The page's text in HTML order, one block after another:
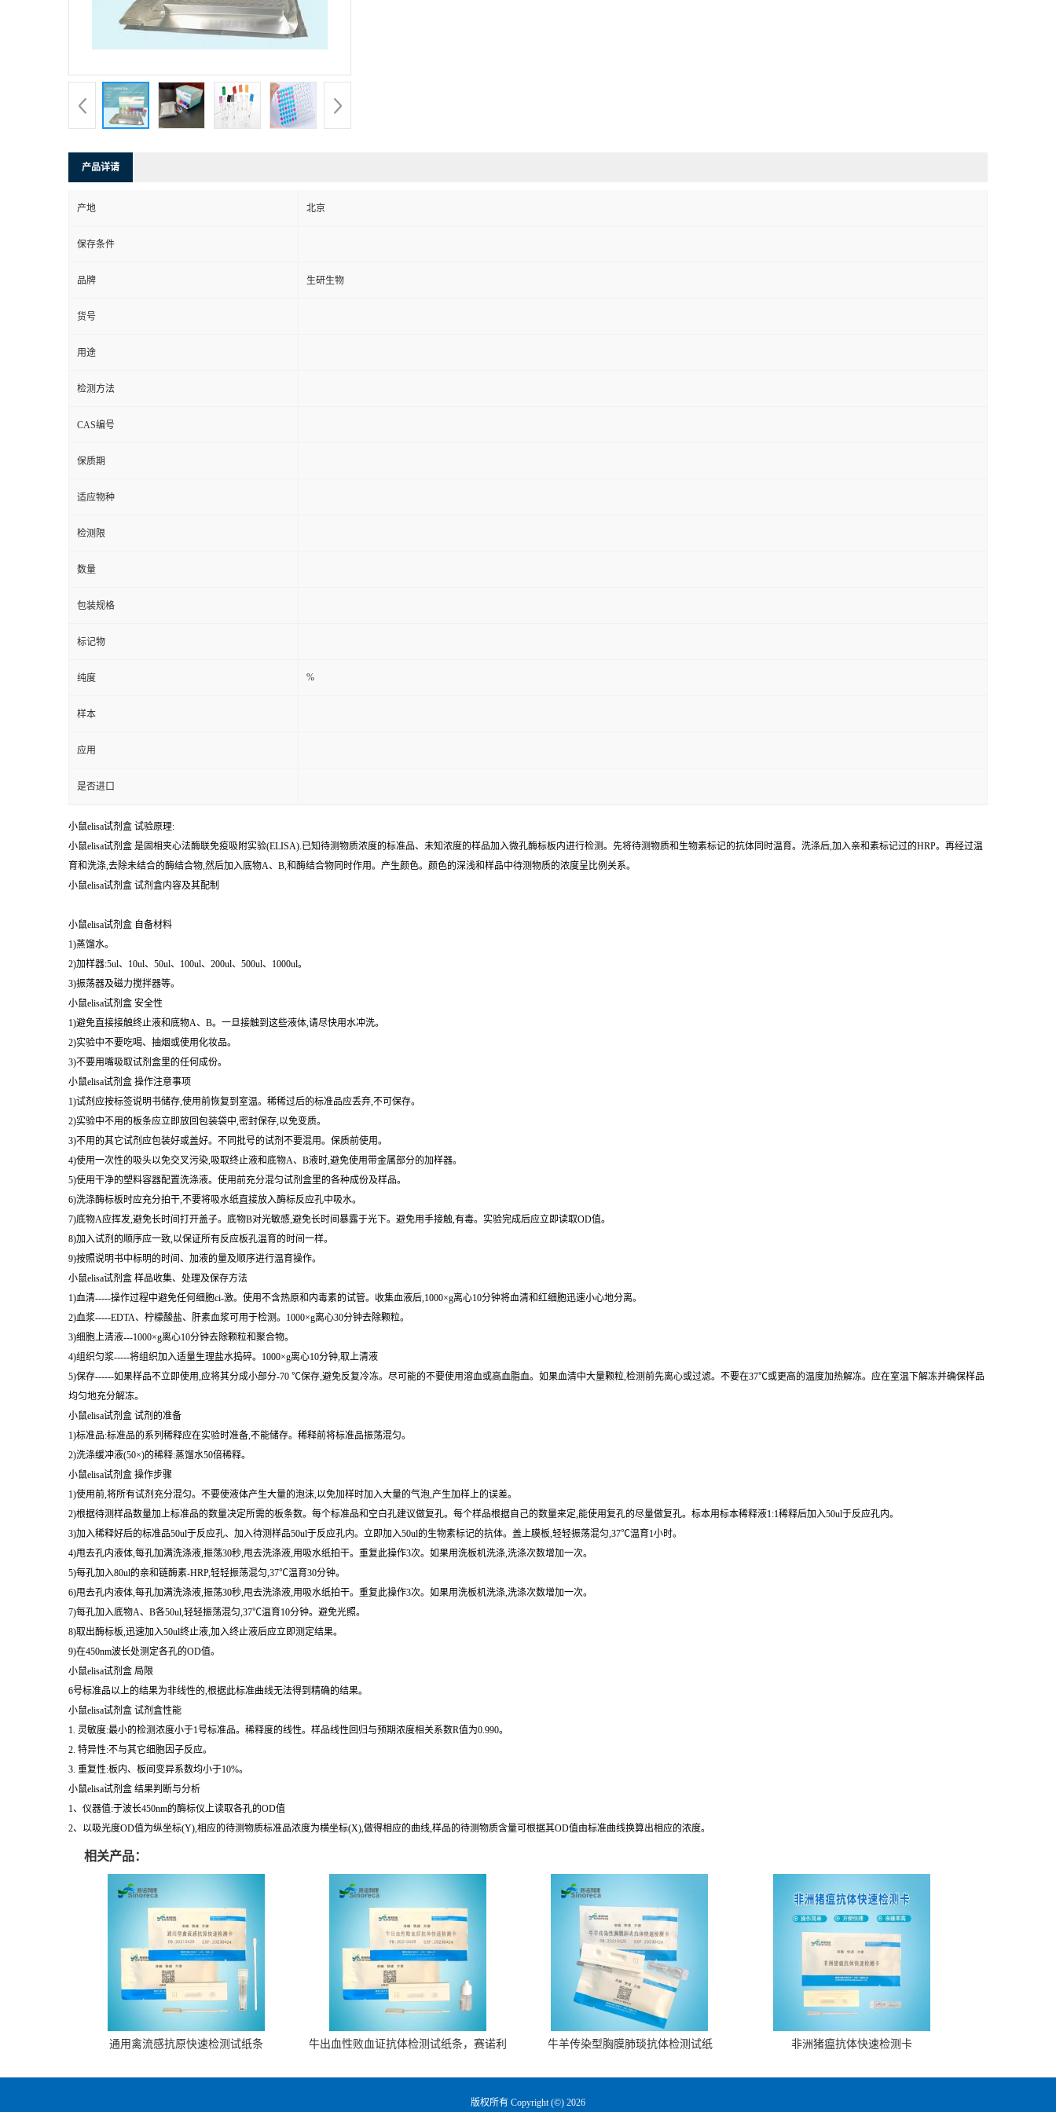
产品详请
产地 北京
保存条件
品牌 生研生物
货号
用途
检测方法
CAS编号
保质期
适应物种
检测限
数量
包装规格
标记物
纯度 %
样本
应用
是否进口
小鼠elisa试剂盒 试验原理:
小鼠elisa试剂盒 是固相夹心法酶联免疫吸附实验(ELISA).已知待测物质浓度的标准品、未知浓度的样品加入微孔酶标板内进行检测。先将待测物质和生物素标记的抗体同时温育。洗涤后,加入亲和素标记过的HRP。再经过温
育和洗涤,去除未结合的酶结合物,然后加入底物A、B,和酶结合物同时作用。产生颜色。颜色的深浅和样品中待测物质的浓度呈比例关系。
小鼠elisa试剂盒 试剂盒内容及其配制
小鼠elisa试剂盒 自备材料
1)蒸馏水。
2)加样器:5ul、10ul、50ul、100ul、200ul、500ul、1000ul。
3)振荡器及磁力搅拌器等。
小鼠elisa试剂盒 安全性
1)避免直接接触终止液和底物A、B。一旦接触到这些液体,请尽快用水冲洗。
2)实验中不要吃喝、抽烟或使用化妆品。
3)不要用嘴吸取试剂盒里的任何成份。
小鼠elisa试剂盒 操作注意事项
1)试剂应按标签说明书储存,使用前恢复到室温。稀稀过后的标准品应丢弃,不可保存。
2)实验中不用的板条应立即放回包装袋中,密封保存,以免变质。
3)不用的其它试剂应包装好或盖好。不同批号的试剂不要混用。保质前使用。
4)使用一次性的吸头以免交叉污染,吸取终止液和底物A、B液时,避免使用带金属部分的加样器。
5)使用干净的塑料容器配置洗涤液。使用前充分混匀试剂盒里的各种成份及样品。
6)洗涤酶标板时应充分拍干,不要将吸水纸直接放入酶标反应孔中吸水。
7)底物A应挥发,避免长时间打开盖子。底物B对光敏感,避免长时间暴露于光下。避免用手接触,有毒。实验完成后应立即读取OD值。
8)加入试剂的顺序应一致,以保证所有反应板孔温育的时间一样。
9)按照说明书中标明的时间、加液的量及顺序进行温育操作。
小鼠elisa试剂盒 样品收集、处理及保存方法
1)血清-----操作过程中避免任何细胞ci-激。使用不含热原和内毒素的试管。收集血液后,1000×g离心10分钟将血清和红细胞迅速小心地分离。
2)血浆-----EDTA、柠檬酸盐、肝素血浆可用于检测。1000×g离心30分钟去除颗粒。
3)细胞上清液---1000×g离心10分钟去除颗粒和聚合物。
4)组织匀浆-----将组织加入适量生理盐水捣碎。1000×g离心10分钟,取上清液
5)保存------如果样品不立即使用,应将其分成小部分-70 ℃保存,避免反复冷冻。尽可能的不要使用溶血或高血脂血。如果血清中大量颗粒,检测前先离心或过滤。不要在37℃或更高的温度加热解冻。应在室温下解冻并确保样品
均匀地充分解冻。
小鼠elisa试剂盒 试剂的准备
1)标准品:标准品的系列稀释应在实验时准备,不能储存。稀释前将标准品振荡混匀。
2)洗涤缓冲液(50×)的稀释:蒸馏水50倍稀释。
小鼠elisa试剂盒 操作步骤
1)使用前,将所有试剂充分混匀。不要使液体产生大量的泡沫,以免加样时加入大量的气泡,产生加样上的误差。
2)根据待测样品数量加上标准品的数量决定所需的板条数。每个标准品和空白孔建议做复孔。每个样品根据自己的数量来定,能使用复孔的尽量做复孔。标本用标本稀释液1:1稀释后加入50ul于反应孔内。
3)加入稀释好后的标准品50ul于反应孔、加入待测样品50ul于反应孔内。立即加入50ul的生物素标记的抗体。盖上膜板,轻轻振荡混匀,37℃温育1小时。
4)甩去孔内液体,每孔加满洗涤液,振荡30秒,甩去洗涤液,用吸水纸拍干。重复此操作3次。如果用洗板机洗涤,洗涤次数增加一次。
5)每孔加入80ul的亲和链酶素-HRP,轻轻振荡混匀,37℃温育30分钟。
6)甩去孔内液体,每孔加满洗涤液,振荡30秒,甩去洗涤液,用吸水纸拍干。重复此操作3次。如果用洗板机洗涤,洗涤次数增加一次。
7)每孔加入底物A、B各50ul,轻轻振荡混匀,37℃温育10分钟。避免光照。
8)取出酶标板,迅速加入50ul终止液,加入终止液后应立即测定结果。
9)在450nm波长处测定各孔的OD值。
小鼠elisa试剂盒 局限
6号标准品以上的结果为非线性的,根据此标准曲线无法得到精确的结果。
小鼠elisa试剂盒 试剂盒性能
1. 灵敏度:最小的检测浓度小于1号标准品。稀释度的线性。样品线性回归与预期浓度相关系数R值为0.990。
2. 特异性:不与其它细胞因子反应。
3. 重复性:板内、板间变异系数均小于10%。
小鼠elisa试剂盒 结果判断与分析
1、仪器值:于波长450nm的酶标仪上读取各孔的OD值
2、以吸光度OD值为纵坐标(Y),相应的待测物质标准品浓度为横坐标(X),做得相应的曲线,样品的待测物质含量可根据其OD值由标准曲线换算出相应的浓度。
相关产品：
通用禽流感抗原快速检测试纸条
牛出血性败血证抗体检测试纸条，赛诺利
牛羊传染型胸膜肺琰抗体检测试纸 非洲猪瘟抗体快速检测卡
版权所有 Copyright (©) 2026